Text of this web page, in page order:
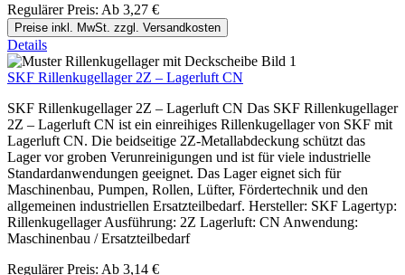
Regulärer Preis: Ab 3,27 €
Preise inkl. MwSt. zzgl. Versandkosten
Details
SKF Rillenkugellager 2Z – Lagerluft CN
SKF Rillenkugellager 2Z – Lagerluft CN Das SKF Rillenkugellager
2Z – Lagerluft CN ist ein einreihiges Rillenkugellager von SKF mit
Lagerluft CN. Die beidseitige 2Z-Metallabdeckung schützt das
Lager vor groben Verunreinigungen und ist für viele industrielle
Standardanwendungen geeignet. Das Lager eignet sich für
Maschinenbau, Pumpen, Rollen, Lüfter, Fördertechnik und den
allgemeinen industriellen Ersatzteilbedarf. Hersteller: SKF Lagertyp:
Rillenkugellager Ausführung: 2Z Lagerluft: CN Anwendung:
Maschinenbau / Ersatzteilbedarf
Regulärer Preis: Ab 3,14 €